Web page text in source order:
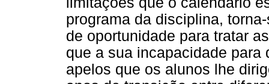
programa da disciplina,
de oportunidade para tratar
que a sua incapacidade para
apelos que os alunos lhe